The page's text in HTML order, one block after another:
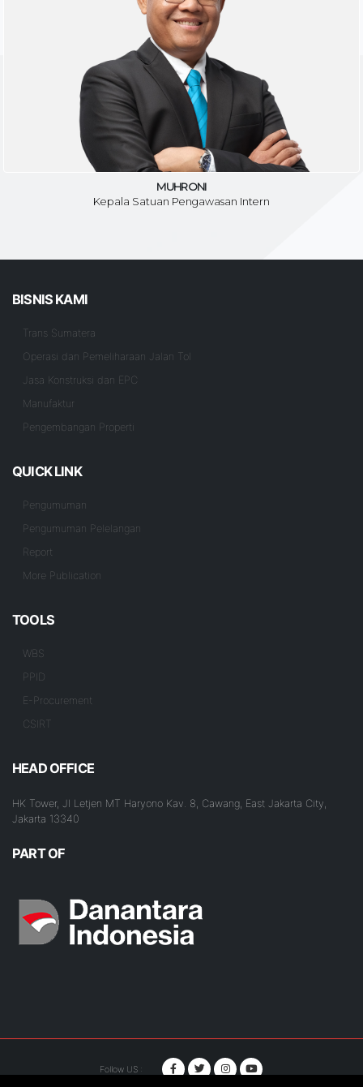
MUHRONI
Kepala Satuan Pengawasan Intern
BISNIS KAMI
Trans Sumatera
Operasi dan Pemeliharaan Jalan Tol
Jasa Konstruksi dan EPC
Manufaktur
Pengembangan Properti
QUICK LINK
Pengumuman
Pengumuman Pelelangan
Report
More Publication
TOOLS
WBS
PPID
E-Procurement
CSIRT
HEAD OFFICE
HK Tower, Jl Letjen MT Haryono Kav. 8, Cawang, East Jakarta City,
Jakarta 13340
PART OF
Follow US :